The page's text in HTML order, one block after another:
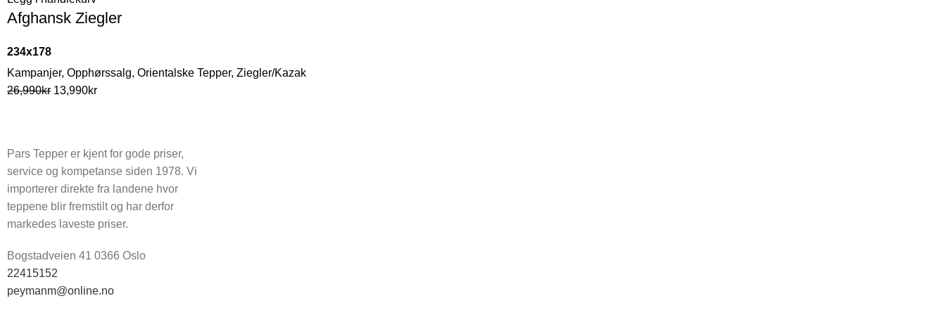
Afghansk Ziegler
234x178
Kampanjer, Opphørssalg, Orientalske Tepper, Ziegler/Kazak
26,990kr 13,990kr
Pars Tepper er kjent for gode priser,
service og kompetanse siden 1978. Vi
importerer direkte fra landene hvor
teppene blir fremstilt og har derfor
markedes laveste priser.
Bogstadveien 41 0366 Oslo
22415152
peymanm@online.no